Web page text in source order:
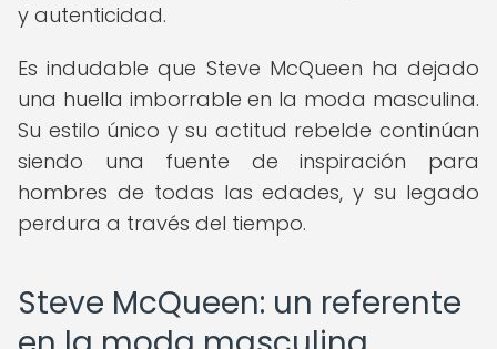
y autenticidad.
Es indudable que Steve McQueen ha dejado
una huella imborrable en la moda masculina.
Su estilo único y su actitud rebelde continúan
siendo una fuente de inspiración para
hombres de todas las edades, y su legado
perdura a través del tiempo.
Steve McQueen: un referente